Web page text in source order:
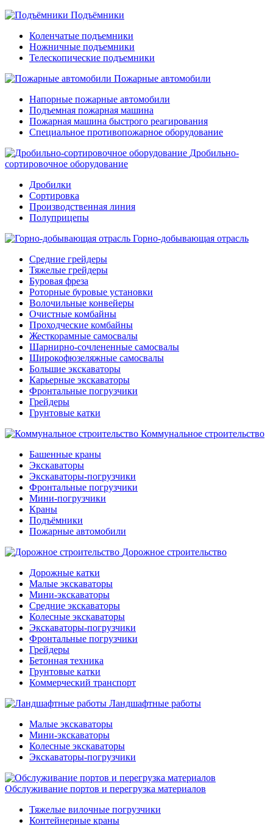
Подъёмники
Коленчатые подъемники
Ножничные подъемники
Телескопические подъемники
Пожарные автомобили
Напорные пожарные автомобили
Подъемная пожарная машина
Пожарная машина быстрого реагирования
Специальное противопожарное оборудование
Дробильно-
сортировочное оборудование
Дробилки
Сортировка
Производственная линия
Полуприцепы
Горно-добывающая отрасль
Средние грейдеры
Тяжелые грейдеры
Буровая фреза
Роторные буровые установки
Волочильные конвейеры
Очистные комбайны
Проходческие комбайны
Жесткорамные самосвалы
Шарнирно-сочлененные самосвалы
Широкофюзеляжные самосвалы
Большие экскаваторы
Карьерные экскаваторы
Фронтальные погрузчики
Грейдеры
Грунтовые катки
Коммунальное строительство
Башенные краны
Экскаваторы
Экскаваторы-погрузчики
Фронтальные погрузчики
Мини-погрузчики
Краны
Подъёмники
Пожарные автомобили
Дорожное строительство
Дорожные катки
Малые экскаваторы
Мини-экскаваторы
Средние экскаваторы
Колесные экскаваторы
Экскаваторы-погрузчики
Фронтальные погрузчики
Грейдеры
Бетонная техника
Грунтовые катки
Коммерческий транспорт
Ландшафтные работы
Малые экскаваторы
Мини-экскаваторы
Колесные экскаваторы
Экскаваторы-погрузчики
Обслуживание портов и перегрузка материалов
Тяжелые вилочные погрузчики
Контейнерные краны